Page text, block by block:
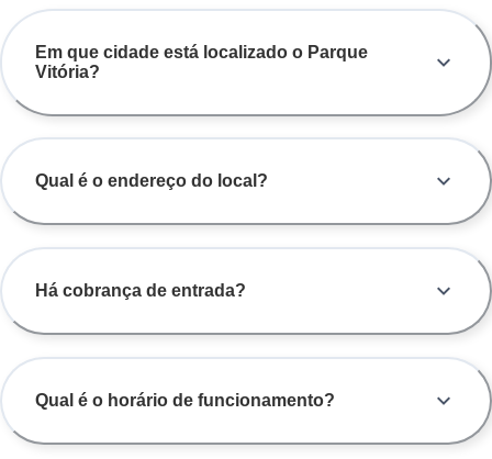
Em que cidade está localizado o Parque
Vitória?
Qual é o endereço do local?
Há cobrança de entrada?
Qual é o horário de funcionamento?